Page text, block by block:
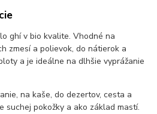
ghí v bio kvalite. Vhodné na
zmesí a polievok, do nátierok a
a je ideálne na dlhšie vyprážanie
na kaše, do dezertov, cesta a
suchej pokožky a ako základ mastí.